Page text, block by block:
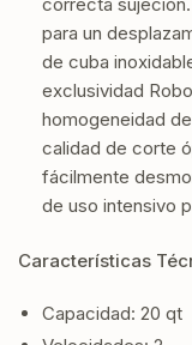
para un
de cuba
exclusividad
homogeneidad
calidad de corte
fácilmente
de uso intensivo
Características
Capacidad: 20 qt